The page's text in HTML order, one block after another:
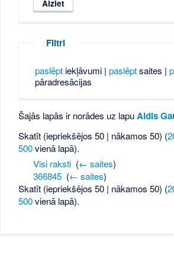
Filtri
paslēptiekļāvumi | paslēptsaites |
pāradresācijas
Šajās lapās ir norādes uz lapu Aldis
Skatīt (iepriekšējos 50 | nākamos 50) (
500vienā lapā).
Visi raksti‎ (← saites)
366845‎ (← saites)
Skatīt (iepriekšējos 50 | nākamos 50) (
500vienā lapā).